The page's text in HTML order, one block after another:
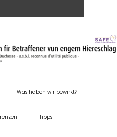
Was haben wir bewirkt?
Tipps